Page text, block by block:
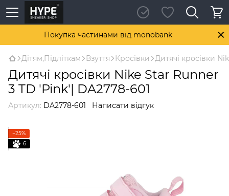
Покупка частинами від monobank
Дітям,Підліткам Взуття Кросівки Дитячі кросівки
Дитячі кросівки Nike Star Runner
3 TD 'Pink'| DA2778-601
Артикул: DA2778-601 Написати відгук
−25%
6